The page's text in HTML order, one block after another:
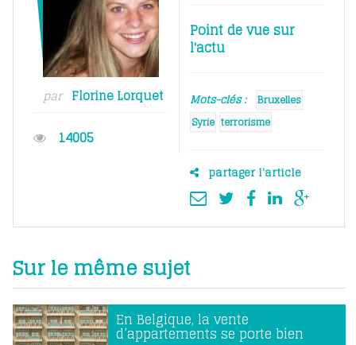
par Florine Lorquet
14005
Point de vue sur
l'actu
Mots-clés :
Bruxelles
Syrie terrorisme
partager l'article
Sur le même sujet
En Belgique, la vente
d’appartements se porte bien